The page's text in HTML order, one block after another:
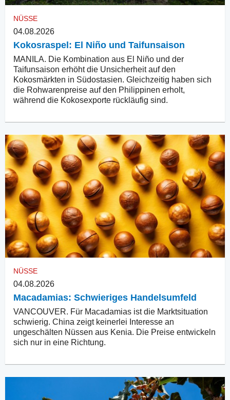
NÜSSE
04.08.2026
Kokosraspel: El Niño und Taifunsaison
MANILA. Die Kombination aus El Niño und der
Taifunsaison erhöht die Unsicherheit auf den
Kokosmärkten in Südostasien. Gleichzeitig haben sich
die Rohwarenpreise auf den Philippinen erholt,
während die Kokosexporte rückläufig sind.
NÜSSE
04.08.2026
Macadamias: Schwieriges Handelsumfeld
VANCOUVER. Für Macadamias ist die Marktsituation
schwierig. China zeigt keinerlei Interesse an
ungeschälten Nüssen aus Kenia. Die Preise entwickeln
sich nur in eine Richtung.